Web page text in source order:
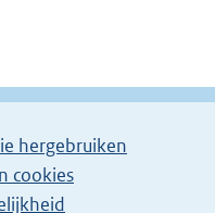
hergebruiken
cookies